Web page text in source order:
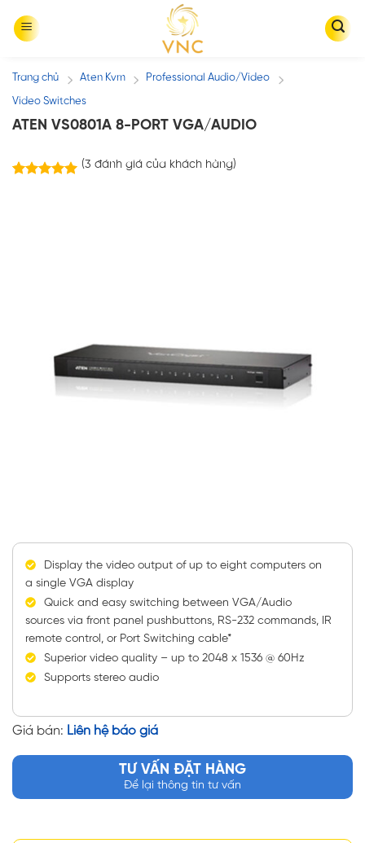
Trang chủ / Aten Kvm / Professional Audio/Video /
Video Switches
ATEN VS0801A 8-PORT VGA/AUDIO
(3 đánh giá của khách hàng)
Display the video output of up to eight computers on
a single VGA display
Quick and easy switching between VGA/Audio
sources via front panel pushbuttons, RS-232 commands, IR
remote control, or Port Switching cable*
Superior video quality – up to 2048 x 1536 @ 60Hz
Supports stereo audio
Giá bán: Liên hệ báo giá
TƯ VẤN ĐẶT HÀNG
Để lại thông tin tư vấn